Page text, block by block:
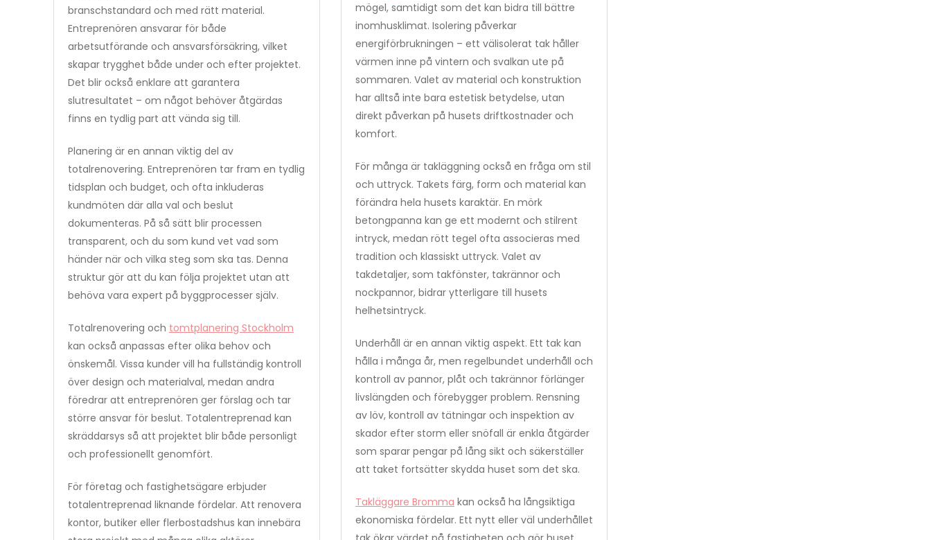
branschstandard och med rätt material.
Entreprenören ansvarar för både
arbetsutförande och ansvarsförsäkring, vilket
skapar trygghet både under och efter projektet.
Det blir också enklare att garantera
slutresultatet – om något behöver åtgärdas
finns en tydlig part att vända sig till.
Planering är en annan viktig del av
totalrenovering. Entreprenören tar fram en tydlig
tidsplan och budget, och ofta inkluderas
kundmöten där alla val och beslut
dokumenteras. På så sätt blir processen
transparent, och du som kund vet vad som
händer när och vilka steg som ska tas. Denna
struktur gör att du kan följa projektet utan att
behöva vara expert på byggprocesser själv.
Totalrenovering och tomtplanering Stockholm
kan också anpassas efter olika behov och
önskemål. Vissa kunder vill ha fullständig kontroll
över design och materialval, medan andra
föredrar att entreprenören ger förslag och tar
större ansvar för beslut. Totalentreprenad kan
skräddarsys så att projektet blir både personligt
och professionellt genomfört.
För företag och fastighetsägare erbjuder
totalentreprenad liknande fördelar. Att renovera
kontor, butiker eller flerbostadshus kan innebära
mögel, samtidigt som det kan bidra till bättre
inomhusklimat. Isolering påverkar
energiförbrukningen – ett välisolerat tak håller
värmen inne på vintern och svalkan ute på
sommaren. Valet av material och konstruktion
har alltså inte bara estetisk betydelse, utan
direkt påverkan på husets driftkostnader och
komfort.
För många är takläggning också en fråga om stil
och uttryck. Takets färg, form och material kan
förändra hela husets karaktär. En mörk
betongpanna kan ge ett modernt och stilrent
intryck, medan rött tegel ofta associeras med
tradition och klassiskt uttryck. Valet av
takdetaljer, som takfönster, takrännor och
nockpannor, bidrar ytterligare till husets
helhetsintryck.
Underhåll är en annan viktig aspekt. Ett tak kan
hålla i många år, men regelbundet underhåll och
kontroll av pannor, plåt och takrännor förlänger
livslängden och förebygger problem. Rensning
av löv, kontroll av tätningar och inspektion av
skador efter storm eller snöfall är enkla åtgärder
som sparar pengar på lång sikt och säkerställer
att taket fortsätter skydda huset som det ska.
Takläggare Bromma kan också ha långsiktiga
ekonomiska fördelar. Ett nytt eller väl underhållet